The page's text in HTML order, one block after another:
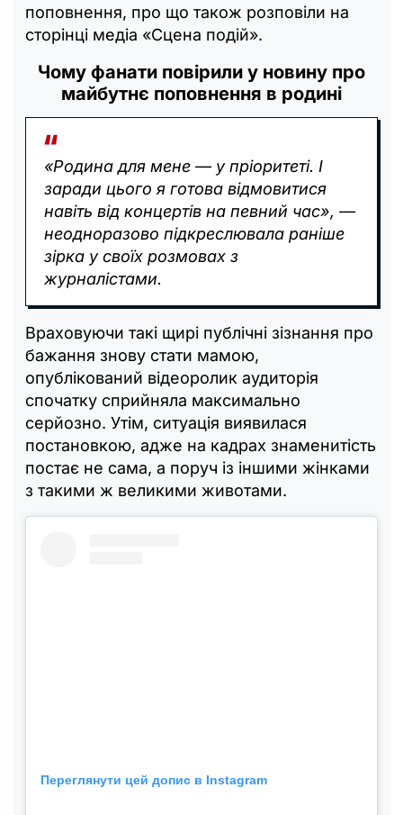
поповнення, про що також розповіли на
сторінці медіа «Сцена подій».
Чому фанати повірили у новину про
майбутнє поповнення в родині
«Родина для мене — у пріоритеті. І
заради цього я готова відмовитися
навіть від концертів на певний час», —
неодноразово підкреслювала раніше
зірка у своїх розмовах з
журналістами.
Враховуючи такі щирі публічні зізнання про
бажання знову стати мамою,
опублікований відеоролик аудиторія
спочатку сприйняла максимально
серйозно. Утім, ситуація виявилася
постановкою, адже на кадрах знаменитість
постає не сама, а поруч із іншими жінками
з такими ж великими животами.
Переглянути цей допис в Instagram